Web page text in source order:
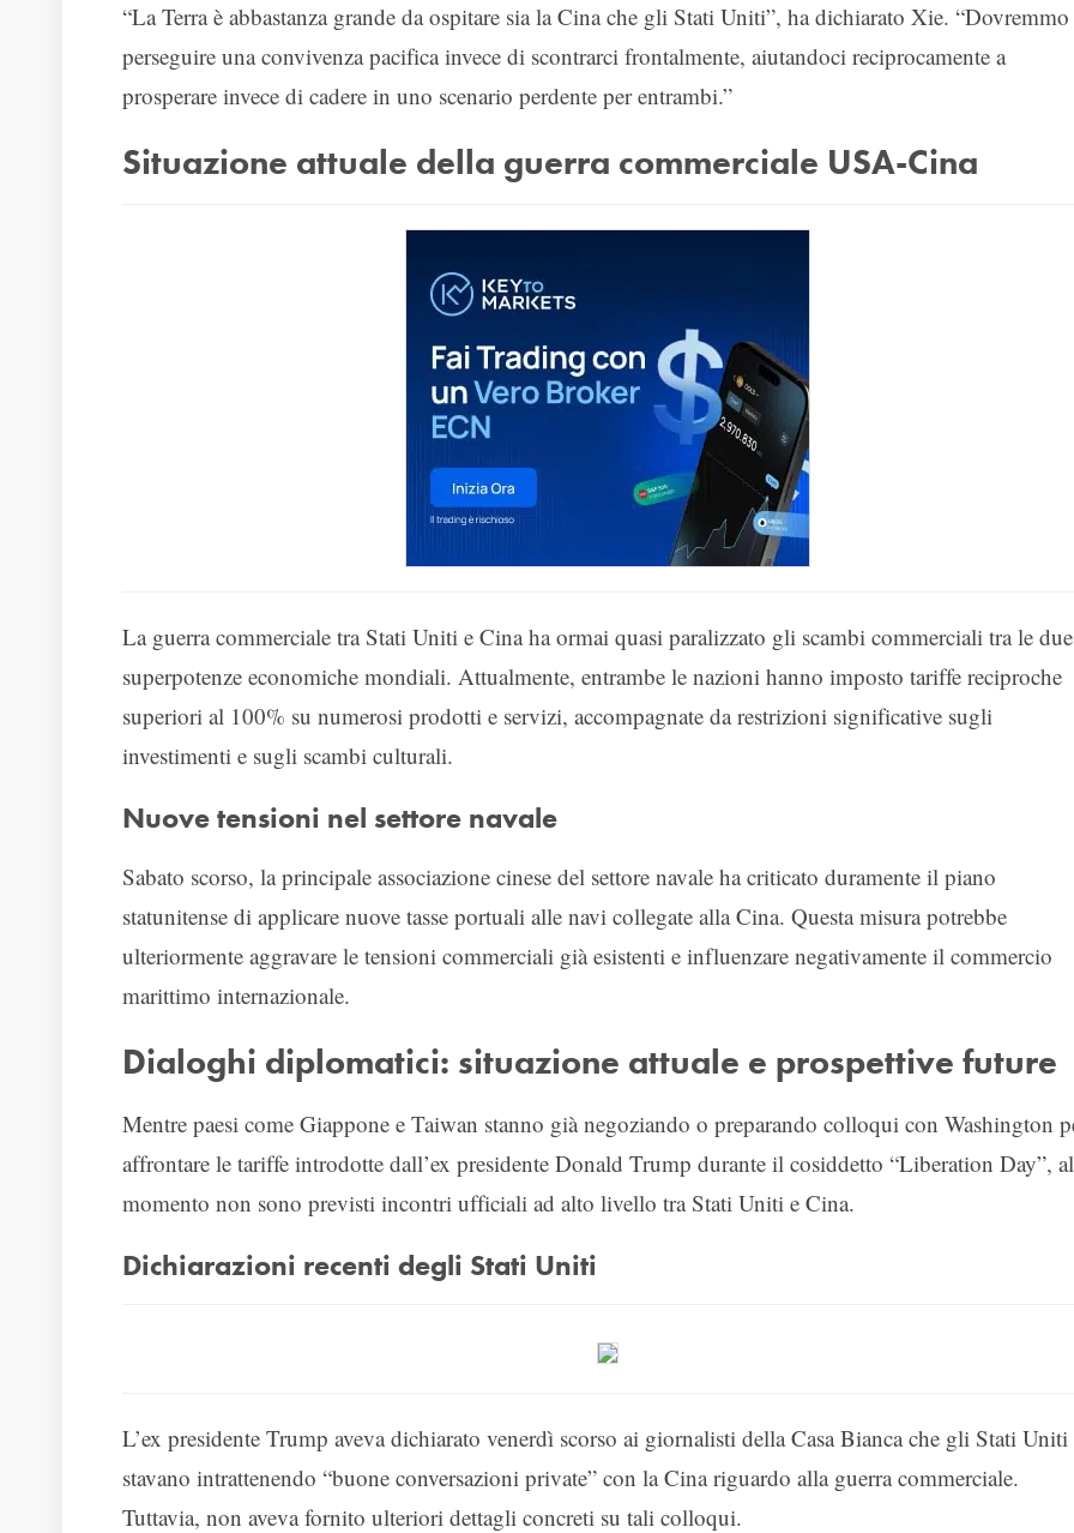
“La Terra è abbastanza grande da ospitare sia la Cina che gli Stati Uniti”, ha dichiarato Xie. “Dovremmo
perseguire una convivenza pacifica invece di scontrarci frontalmente, aiutandoci reciprocamente a
prosperare invece di cadere in uno scenario perdente per entrambi.”
Situazione attuale della guerra commerciale USA-Cina
La guerra commerciale tra Stati Uniti e Cina ha ormai quasi paralizzato gli scambi commerciali tra le due
superpotenze economiche mondiali. Attualmente, entrambe le nazioni hanno imposto tariffe reciproche
superiori al 100% su numerosi prodotti e servizi, accompagnate da restrizioni significative sugli
investimenti e sugli scambi culturali.
Nuove tensioni nel settore navale
Sabato scorso, la principale associazione cinese del settore navale ha criticato duramente il piano
statunitense di applicare nuove tasse portuali alle navi collegate alla Cina. Questa misura potrebbe
ulteriormente aggravare le tensioni commerciali già esistenti e influenzare negativamente il commercio
marittimo internazionale.
Dialoghi diplomatici: situazione attuale e prospettive future
Mentre paesi come Giappone e Taiwan stanno già negoziando o preparando colloqui con Washington
affrontare le tariffe introdotte dall’ex presidente Donald Trump durante il cosiddetto “Liberation Day”, al
momento non sono previsti incontri ufficiali ad alto livello tra Stati Uniti e Cina.
Dichiarazioni recenti degli Stati Uniti
L’ex presidente Trump aveva dichiarato venerdì scorso ai giornalisti della Casa Bianca che gli Stati Uniti
stavano intrattenendo “buone conversazioni private” con la Cina riguardo alla guerra commerciale.
Tuttavia, non aveva fornito ulteriori dettagli concreti su tali colloqui.